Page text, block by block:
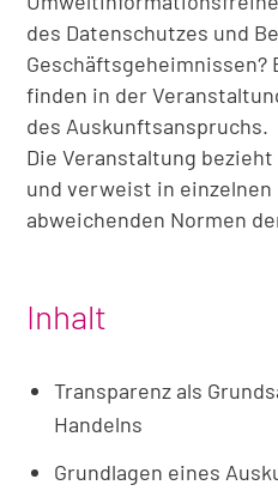
des Datenschutzes und
Geschäftsgeheimnissen?
finden in der
des Auskunftsanspruchs.
Die Veranstaltung bezieht
und verweist in einzelnen
abweichenden Normen
Inhalt
Transparenz als
Handelns
Grundlagen eines